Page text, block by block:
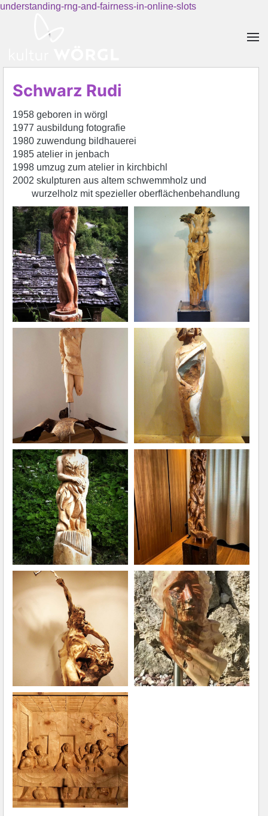
understanding-rng-and-fairness-in-online-slots
Schwarz Rudi
1958 geboren in wörgl
1977 ausbildung fotografie
1980 zuwendung bildhauerei
1985 atelier in jenbach
1998 umzug zum atelier in kirchbichl
2002 skulpturen aus altem schwemmholz und
wurzelholz mit spezieller oberflächenbehandlung